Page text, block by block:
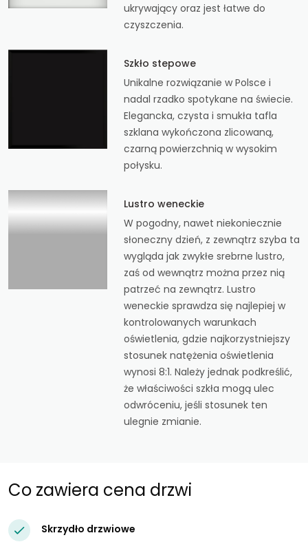
ukrywający oraz jest łatwe do
czyszczenia.
Szkło stepowe
Unikalne rozwiązanie w Polsce i
nadal rzadko spotykane na świecie.
Elegancka, czysta i smukła tafla
szklana wykończona zlicowaną,
czarną powierzchnią w wysokim
połysku.
Lustro weneckie
W pogodny, nawet niekoniecznie
słoneczny dzień, z zewnątrz szyba ta
wygląda jak zwykłe srebrne lustro,
zaś od wewnątrz można przez nią
patrzeć na zewnątrz. Lustro
weneckie sprawdza się najlepiej w
kontrolowanych warunkach
oświetlenia, gdzie najkorzystniejszy
stosunek natężenia oświetlenia
wynosi 8:1. Należy jednak podkreślić,
że właściwości szkła mogą ulec
odwróceniu, jeśli stosunek ten
ulegnie zmianie.
Co zawiera cena drzwi
Skrzydło drzwiowe